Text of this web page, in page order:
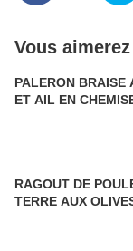
Vous
PALERON BRAISE
ET AIL EN
RAGOUT DE
TERRE AUX